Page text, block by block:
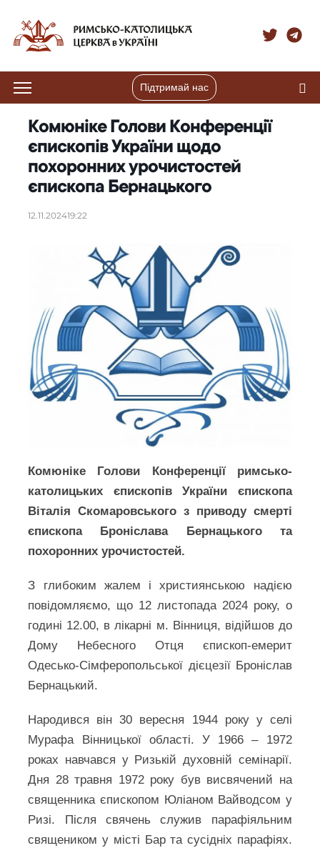
Підтримай нас
Комюніке Голови Конференції
єпископів України щодо
похоронних урочистостей
єпископа Бернацького
12.11.202419:22
Комюніке Голови Конференції римсько-
католицьких єпископів України єпископа
Віталія Скомаровського з приводу смерті
єпископа Броніслава Бернацького та
похоронних урочистостей.
З глибоким жалем і християнською надією
повідомляємо, що 12 листопада 2024 року, о
годині 12.00, в лікарні м. Вінниця, відійшов до
Дому Небесного Отця єпископ-емерит
Одесько-Сімферопольської дієцезії Броніслав
Бернацький.
Народився він 30 вересня 1944 року у селі
Мурафа Вінницької області. У 1966 – 1972
роках навчався у Ризькій духовній семінарії.
Дня 28 травня 1972 року був висвячений на
священника єпископом Юліаном Вайводсом у
Ризі. Після свячень служив парафіяльним
священиком у місті Бар та сусідніх парафіях.